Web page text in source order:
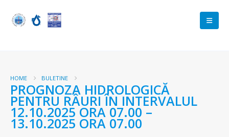
HOME BULETINE
PROGNOZA HIDROLOGICĂ
PENTRU RÂURI ÎN INTERVALUL
12.10.2025 ORA 07.00 –
13.10.2025 ORA 07.00